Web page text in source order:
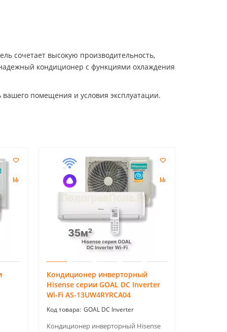
сочетает высокую производительность,
кондиционер с функциями охлаждения
помещения и условия эксплуатации.
Кондиционер инверторный
Hisense серии GOAL DC Inverter
Wi-Fi AS-13UW4RYRCA04
GOAL DC Inverter
Кондиционер инверторный Hisense